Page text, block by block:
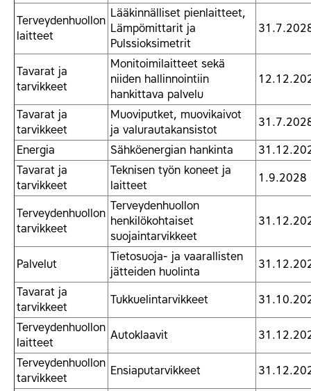
Terveydenhuollon
laitteet
Lääkinnälliset pienlaitteet,
Lämpömittarit ja
Pulssioksimetrit
Tavarat ja
tarvikkeet
Monitoimilaitteet sekä
niiden hallinnointiin
hankittava palvelu
Tavarat ja
tarvikkeet
Muoviputket, muovikaivot
ja valurautakansistot
Energia Sähköenergian hankinta
Tavarat ja
tarvikkeet
Teknisen työn koneet ja
laitteet
1.9.2028
Terveydenhuollon
tarvikkeet
Terveydenhuollon
henkilökohtaiset
suojaintarvikkeet
Palvelut
Tietosuoja- ja vaarallisten
jätteiden huolinta
Tavarat ja
tarvikkeet
Tukkuelintarvikkeet
Terveydenhuollon
laitteet
Autoklaavit
Terveydenhuollon
tarvikkeet
Ensiaputarvikkeet